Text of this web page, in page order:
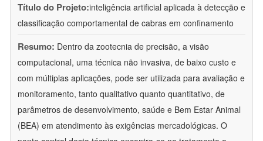
Título do Projeto:inteligência artificial aplicada à detecção e
classificação comportamental de cabras em confinamento
Resumo: Dentro da zootecnia de precisão, a visão
computacional, uma técnica não invasiva, de baixo custo e
com múltiplas aplicações, pode ser utilizada para avaliação e
monitoramento, tanto qualitativo quanto quantitativo, de
parâmetros de desenvolvimento, saúde e Bem Estar Animal
(BEA) em atendimento às exigências mercadológicas. O